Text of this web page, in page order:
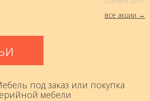
все акции
под заказ или покупка
мебели